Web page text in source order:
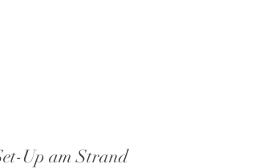
Up am Strand